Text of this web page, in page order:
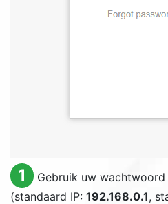
1
Gebruik uw
(standaard IP: 192.168.0.1,